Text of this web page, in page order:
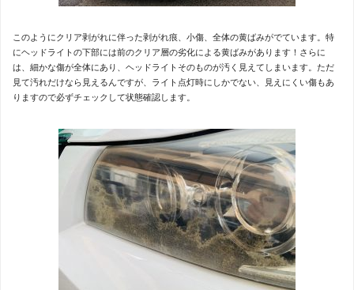
このようにクリア剥がれに伴った剥がれ痕、小傷、全体の黄ばみがでています。特
にヘッドライトの下部には前のクリア層の劣化による黄ばみがあります！さらに
は、細かな傷が全体にあり、ヘッドライトそのものが汚く見えてしまいます。ただ
見て汚れだけなら見えるんですが、ライト点灯時にしかでない、見えにくい傷もあ
りますので必ずチェックして状態確認します。